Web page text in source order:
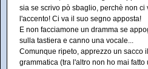
sia se scrivo pò sbaglio, perchè non ci
l'accento! Ci va il suo segno apposta!
E non facciamone un dramma se
sulla tastiera e canno una vocale...
Comunque ripeto, apprezzo un sacco
grammatica (tra l'altro non ho mai